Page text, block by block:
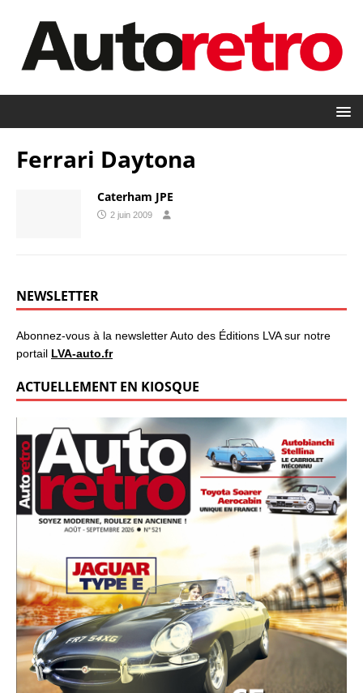
Ferrari Daytona
Caterham JPE
2 juin 2009
NEWSLETTER
Abonnez-vous à la newsletter Auto des Éditions LVA sur notre
portail LVA-auto.fr
ACTUELLEMENT EN KIOSQUE